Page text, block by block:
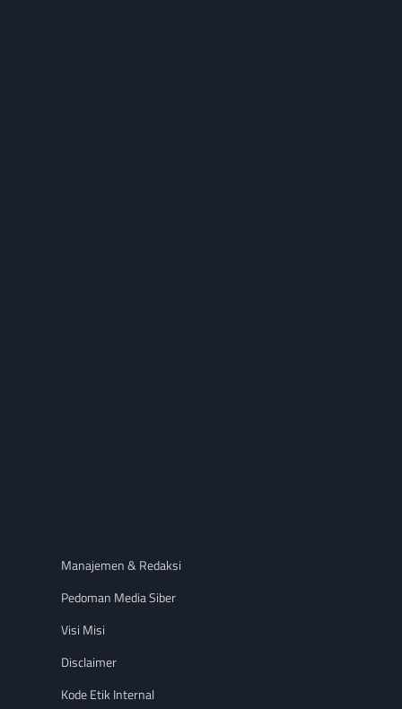
Manajemen & Redaksi
Pedoman Media Siber
Visi Misi
Disclaimer
Kode Etik Internal